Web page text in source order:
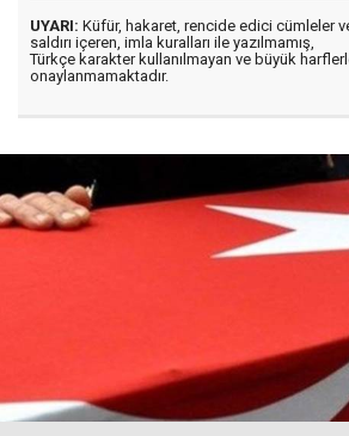
UYARI: Küfür, hakaret, rencide edici cümleler
saldırı içeren, imla kuralları ile yazılmamış,
Türkçe karakter kullanılmayan ve büyük
onaylanmamaktadır.